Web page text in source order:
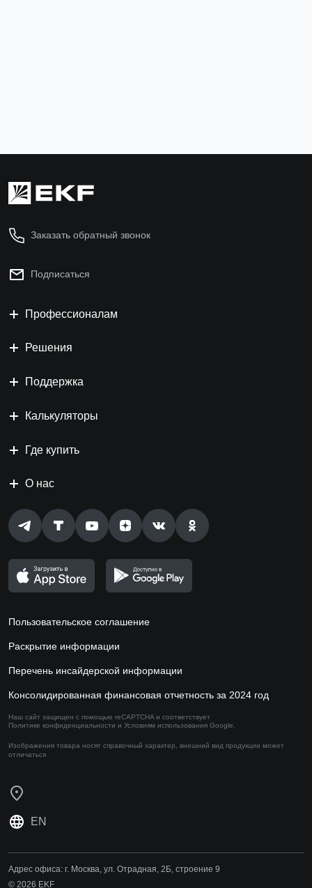
Заказать обратный звонок
Подписаться
Профессионалам
Решения
Поддержка
Калькуляторы
Где купить
О нас
Пользовательское соглашение
Раскрытие информации
Перечень инсайдерской информации
Консолидированная финансовая отчетность за 2024 год
Наш сайт защищен с помощью reCAPTCHA и соответствует
Политике конфиденциальности и Условиям использования Google.
Изображения товара носят справочный характер, внешний вид продукции может
отличаться
EN
Адрес офиса: г. Москва, ул. Отрадная, 2Б, строение 9
© 2026 EKF